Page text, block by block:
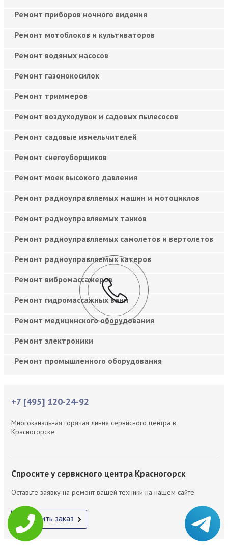
Ремонт приборов ночного видения
Ремонт мотоблоков и культиваторов
Ремонт водяных насосов
Ремонт газонокосилок
Ремонт триммеров
Ремонт воздуходувок и садовых пылесосов
Ремонт садовые измельчителей
Ремонт снегоуборщиков
Ремонт моек высокого давления
Ремонт радиоуправляемых машин и мотоциклов
Ремонт радиоуправляемых танков
Ремонт радиоуправляемых самолетов и вертолетов
Ремонт радиоуправляемых катеров
Ремонт вибромассажеров
Ремонт гидромассажных ванн
Ремонт медицинского оборудования
Ремонт электроники
Ремонт промышленного оборудования
+7 [495] 120-24-92
Многоканальная горячая линия сервисного центра в
Красногорске
Спросите у сервисного центра Красногорск
Оставьте заявку на ремонт вашей техники на нашем сайте
Оформить заказ